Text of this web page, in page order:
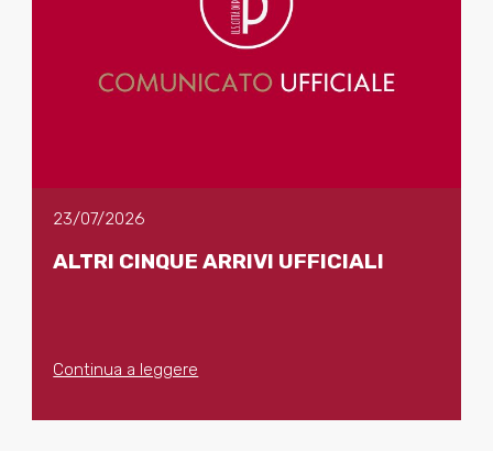
23/07/2026
ALTRI CINQUE ARRIVI UFFICIALI
Continua a leggere